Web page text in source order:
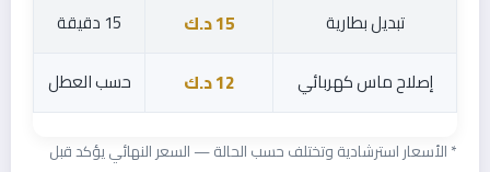
تبديل بطارية
15 د.ك
15 دقيقة
إصلاح ماس كهربائي
12 د.ك حسب العطل
* الأسعار استرشادية وتختلف حسب الحالة — السعر النهائي يؤكد قبل